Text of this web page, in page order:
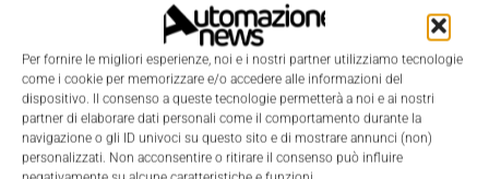
Per fornire le migliori esperienze, noi e i nostri partner utilizziamo tecnologie
come i cookie per memorizzare e/o accedere alle informazioni del
dispositivo. Il consenso a queste tecnologie permetterà a noi e ai nostri
partner di elaborare dati personali come il comportamento durante la
navigazione o gli ID univoci su questo sito e di mostrare annunci (non)
personalizzati. Non acconsentire o ritirare il consenso può influire
Panduit lancia la versione 3.0 del software
di analisi IntraVUE
La Redazione 29 Agosto 2017